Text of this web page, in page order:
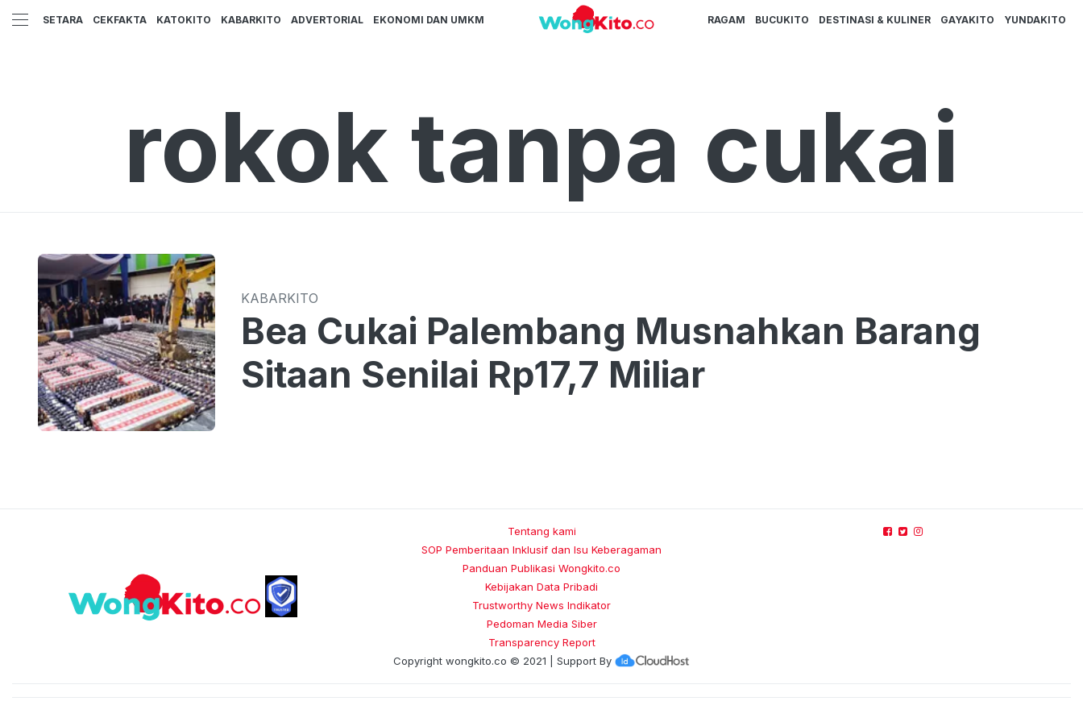
SETARA CEKFAKTA KATOKITO KABARKITO ADVERTORIAL EKONOMI DAN UMKM RAGAM BUCUKITO DESTINASI & KULINER GAYAKITO YUNDAKITO
rokok tanpa cukai
KABARKITO
Bea Cukai Palembang Musnahkan Barang
Sitaan Senilai Rp17,7 Miliar
Tentang kami
SOP Pemberitaan Inklusif dan Isu Keberagaman
Panduan Publikasi Wongkito.co
Kebijakan Data Pribadi
Trustworthy News Indikator
Pedoman Media Siber
Transparency Report
Copyright wongkito.co © 2021 | Support By